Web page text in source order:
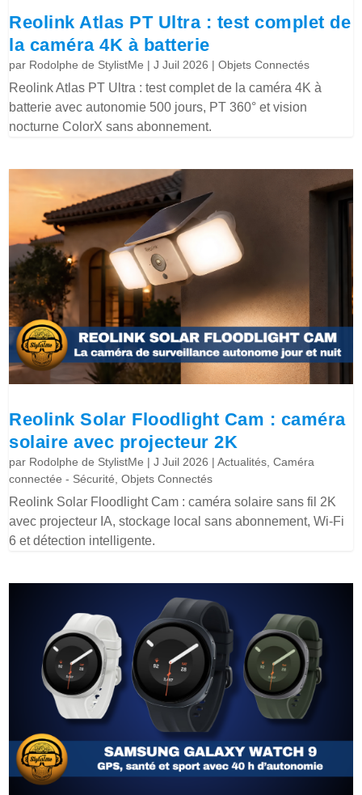
Reolink Atlas PT Ultra : test complet de
la caméra 4K à batterie
par Rodolphe de StylistMe |J Juil 2026 |Objets Connectés
Reolink Atlas PT Ultra : test complet de la caméra 4K à
batterie avec autonomie 500 jours, PT 360° et vision
nocturne ColorX sans abonnement.
Reolink Solar Floodlight Cam : caméra
solaire avec projecteur 2K
par Rodolphe de StylistMe |J Juil 2026 |Actualités,Caméra
connectée - Sécurité,Objets Connectés
Reolink Solar Floodlight Cam : caméra solaire sans fil 2K
avec projecteur IA, stockage local sans abonnement, Wi-Fi
6 et détection intelligente.